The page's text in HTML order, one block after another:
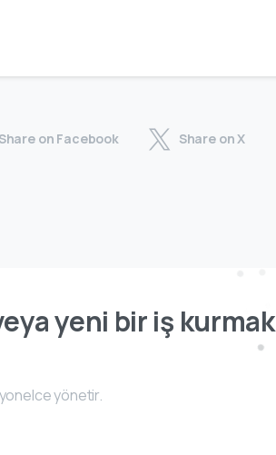
Share on Facebook Share on X
yeni bir iş kurmak
yönetir.